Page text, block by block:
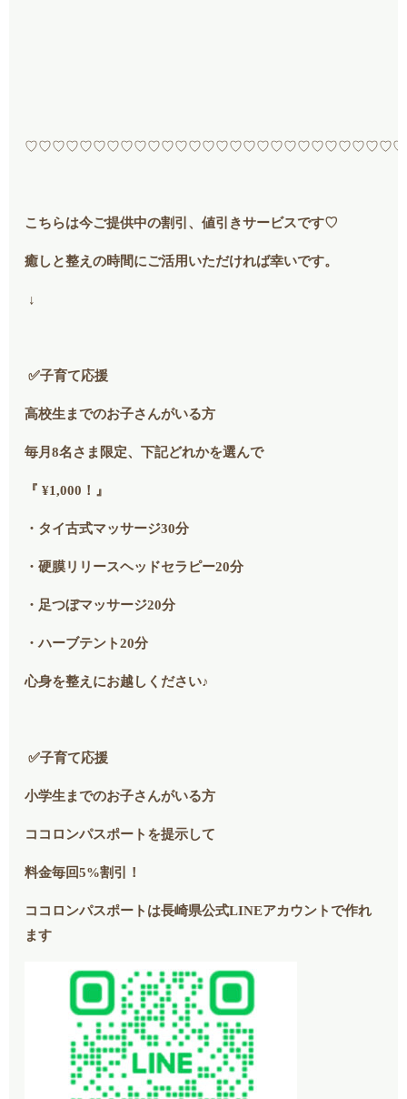
こちらは今ご提供中の割引、値引きサービスです♡
癒しと整えの時間にご活用いただければ幸いです。
↓
✅子育て応援
高校生までのお子さんがいる方
毎月8名さま限定、下記どれかを選んで
『 ¥1,000！』
・タイ古式マッサージ30分
・硬膜リリースヘッドセラピー20分
・足つぼマッサージ20分
・ハーブテント20分
心身を整えにお越しください♪
✅子育て応援
小学生までのお子さんがいる方
ココロンパスポートを提示して
料金毎回5%割引！
ココロンパスポートは長崎県公式LINEアカウントで作れ
ます